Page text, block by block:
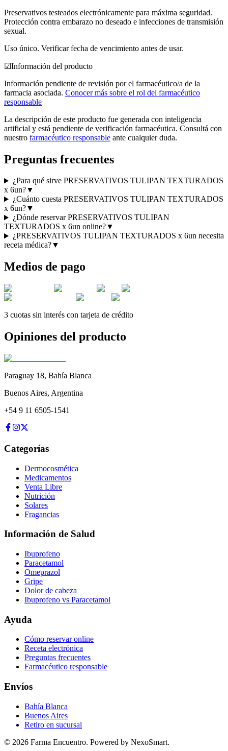
Preservativos testeados electrónicamente para máxima seguridad.
Protección contra embarazo no deseado e infecciones de transmisión
sexual.
Uso único. Verificar fecha de vencimiento antes de usar.
☑Información del producto
Información pendiente de revisión por el farmacéutico/a de la
farmacia asociada. Conocer más sobre el rol del farmacéutico
responsable
La descripción de este producto fue generada con inteligencia
artificial y está pendiente de verificación farmacéutica. Consultá con
nuestro farmacéutico responsable ante cualquier duda.
Preguntas frecuentes
¿Para qué sirve PRESERVATIVOS TULIPAN TEXTURADOS
x 6un?▼
¿Cuánto cuesta PRESERVATIVOS TULIPAN TEXTURADOS
x 6un?▼
¿Dónde reservar PRESERVATIVOS TULIPAN
TEXTURADOS x 6un online?▼
¿PRESERVATIVOS TULIPAN TEXTURADOS x 6un necesita
receta médica?▼
Medios de pago
3 cuotas sin interés con tarjeta de crédito
Opiniones del producto
Paraguay 18, Bahía Blanca
Buenos Aires, Argentina
+54 9 11 6505-1541
Categorías
Dermocosmética
Medicamentos
Venta Libre
Nutrición
Solares
Fragancias
Información de Salud
Ibuprofeno
Paracetamol
Omeprazol
Gripe
Dolor de cabeza
Ibuprofeno vs Paracetamol
Ayuda
Cómo reservar online
Receta electrónica
Preguntas frecuentes
Farmacéutico responsable
Envíos
Bahía Blanca
Buenos Aires
Retiro en sucursal
© 2026 Farma Encuentro. Powered by NexoSmart.